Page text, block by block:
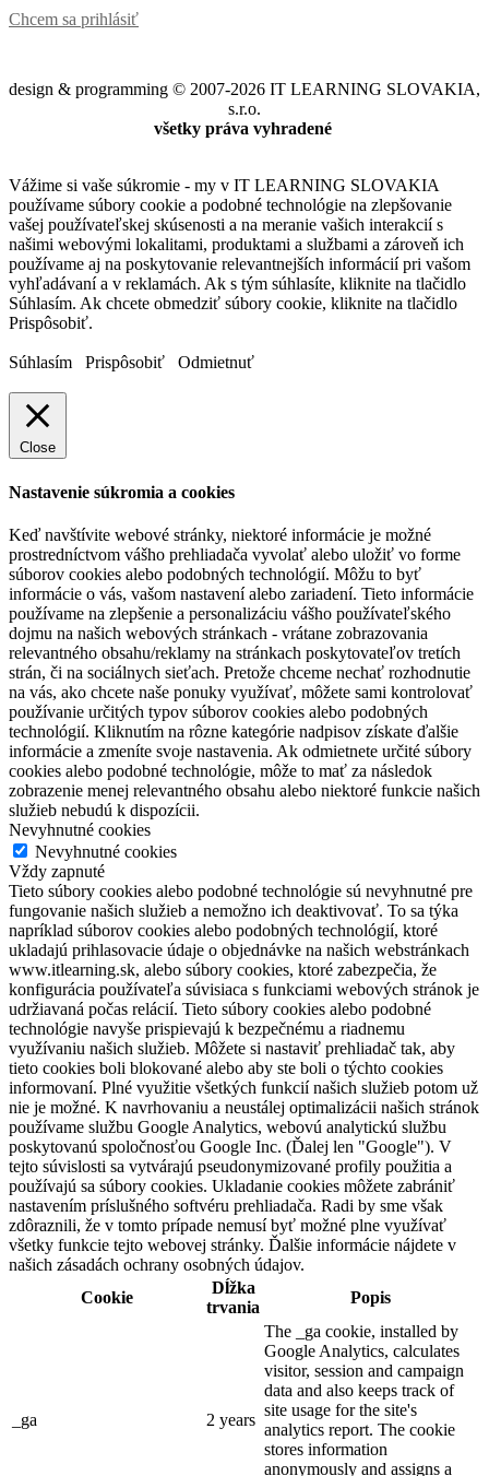
Chcem sa prihlásiť
design & programming © 2007-2026 IT LEARNING SLOVAKIA,
s.r.o.
všetky práva vyhradené
Vážime si vaše súkromie - my v IT LEARNING SLOVAKIA
používame súbory cookie a podobné technológie na zlepšovanie
vašej používateľskej skúsenosti a na meranie vašich interakcií s
našimi webovými lokalitami, produktami a službami a zároveň ich
používame aj na poskytovanie relevantnejších informácií pri vašom
vyhľadávaní a v reklamách. Ak s tým súhlasíte, kliknite na tlačidlo
Súhlasím. Ak chcete obmedziť súbory cookie, kliknite na tlačidlo
Prispôsobiť.
Súhlasím Prispôsobiť Odmietnuť
Close
Nastavenie súkromia a cookies
Keď navštívite webové stránky, niektoré informácie je možné
prostredníctvom vášho prehliadača vyvolať alebo uložiť vo forme
súborov cookies alebo podobných technológií. Môžu to byť
informácie o vás, vašom nastavení alebo zariadení. Tieto informácie
používame na zlepšenie a personalizáciu vášho používateľského
dojmu na našich webových stránkach - vrátane zobrazovania
relevantného obsahu/reklamy na stránkach poskytovateľov tretích
strán, či na sociálnych sieťach. Pretože chceme nechať rozhodnutie
na vás, ako chcete naše ponuky využívať, môžete sami kontrolovať
používanie určitých typov súborov cookies alebo podobných
technológií. Kliknutím na rôzne kategórie nadpisov získate ďalšie
informácie a zmeníte svoje nastavenia. Ak odmietnete určité súbory
cookies alebo podobné technológie, môže to mať za následok
zobrazenie menej relevantného obsahu alebo niektoré funkcie našich
služieb nebudú k dispozícii.
Nevyhnutné cookies
Nevyhnutné cookies
Vždy zapnuté
Tieto súbory cookies alebo podobné technológie sú nevyhnutné pre
fungovanie našich služieb a nemožno ich deaktivovať. To sa týka
napríklad súborov cookies alebo podobných technológií, ktoré
ukladajú prihlasovacie údaje o objednávke na našich webstránkach
www.itlearning.sk, alebo súbory cookies, ktoré zabezpečia, že
konfigurácia používateľa súvisiaca s funkciami webových stránok je
udržiavaná počas relácií. Tieto súbory cookies alebo podobné
technológie navyše prispievajú k bezpečnému a riadnemu
využívaniu našich služieb. Môžete si nastaviť prehliadač tak, aby
tieto cookies boli blokované alebo aby ste boli o týchto cookies
informovaní. Plné využitie všetkých funkcií našich služieb potom už
nie je možné. K navrhovaniu a neustálej optimalizácii našich stránok
používame službu Google Analytics, webovú analytickú službu
poskytovanú spoločnosťou Google Inc. (Ďalej len "Google"). V
tejto súvislosti sa vytvárajú pseudonymizované profily použitia a
používajú sa súbory cookies. Ukladanie cookies môžete zabrániť
nastavením príslušného softvéru prehliadača. Radi by sme však
zdôraznili, že v tomto prípade nemusí byť možné plne využívať
všetky funkcie tejto webovej stránky. Ďalšie informácie nájdete v
našich zásadách ochrany osobných údajov.
Cookie
Dĺžka
trvania
Popis
_ga 2 years
The _ga cookie, installed by
Google Analytics, calculates
visitor, session and campaign
data and also keeps track of
site usage for the site's
analytics report. The cookie
stores information
anonymously and assigns a